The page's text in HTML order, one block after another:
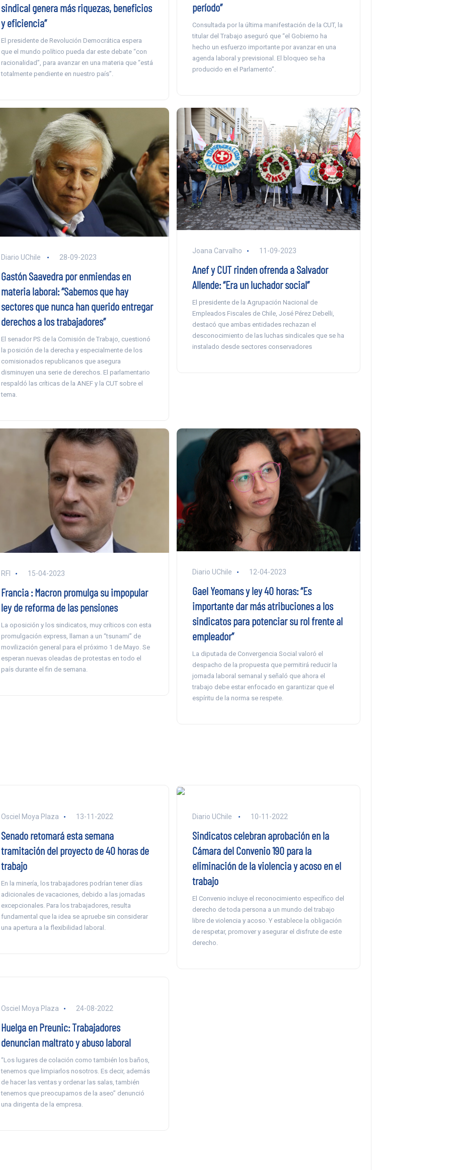
sindical genera más riquezas, beneficios
y eficiencia”
El presidente de Revolución Democrática espera
que el mundo político pueda dar este debate “con
racionalidad”, para avanzar en una materia que “está
totalmente pendiente en nuestro país”.
período”
Consultada por la última manifestación de la CUT, la
titular del Trabajo aseguró que “el Gobierno ha
hecho un esfuerzo importante por avanzar en una
agenda laboral y previsional. El bloqueo se ha
producido en el Parlamento”.
Diario UChile 28-09-2023
Gastón Saavedra por enmiendas en
materia laboral: “Sabemos que hay
sectores que nunca han querido entregar
derechos a los trabajadores”
El senador PS de la Comisión de Trabajo, cuestionó
la posición de la derecha y especialmente de los
comisionados republicanos que asegura
disminuyen una serie de derechos. El parlamentario
respaldó las críticas de la ANEF y la CUT sobre el
tema.
Joana Carvalho 11-09-2023
Anef y CUT rinden ofrenda a Salvador
Allende: “Era un luchador social”
El presidente de la Agrupación Nacional de
Empleados Fiscales de Chile, José Pérez Debelli,
destacó que ambas entidades rechazan el
desconocimiento de las luchas sindicales que se ha
instalado desde sectores conservadores
RFI 15-04-2023
Francia : Macron promulga su impopular
ley de reforma de las pensiones
La oposición y los sindicatos, muy críticos con esta
promulgación express, llaman a un “tsunami” de
movilización general para el próximo 1 de Mayo. Se
esperan nuevas oleadas de protestas en todo el
país durante el fin de semana.
Diario UChile 12-04-2023
Gael Yeomans y ley 40 horas: “Es
importante dar más atribuciones a los
sindicatos para potenciar su rol frente al
empleador”
La diputada de Convergencia Social valoró el
despacho de la propuesta que permitirá reducir la
jornada laboral semanal y señaló que ahora el
trabajo debe estar enfocado en garantizar que el
espíritu de la norma se respete.
Osciel Moya Plaza 13-11-2022
Senado retomará esta semana
tramitación del proyecto de 40 horas de
trabajo
En la minería, los trabajadores podrían tener días
adicionales de vacaciones, debido a las jornadas
excepcionales. Para los trabajadores, resulta
fundamental que la idea se apruebe sin considerar
una apertura a la flexibilidad laboral.
Diario UChile 10-11-2022
Sindicatos celebran aprobación en la
Cámara del Convenio 190 para la
eliminación de la violencia y acoso en el
trabajo
El Convenio incluye el reconocimiento específico del
derecho de toda persona a un mundo del trabajo
libre de violencia y acoso. Y establece la obligación
de respetar, promover y asegurar el disfrute de este
derecho.
Osciel Moya Plaza 24-08-2022
Huelga en Preunic: Trabajadores
denuncian maltrato y abuso laboral
“Los lugares de colación como también los baños,
tenemos que limpiarlos nosotros. Es decir, además
de hacer las ventas y ordenar las salas, también
tenemos que preocuparnos de la aseo” denunció
una dirigenta de la empresa.